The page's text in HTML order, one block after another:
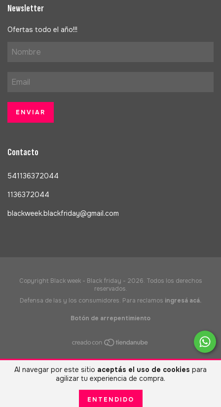
Al navegar por este sitio aceptás el uso de cookies para
agilizar tu experiencia de compra.
ENTENDIDO
Newsletter
Ofertas todo el año!!!
Contacto
541136372044
1136372044
blackweek.blackfriday@gmail.com
Copyright Black week - Black friday - 2026. Todos los derechos
reservados.
Defensa de las y los consumidores. Para reclamos ingresá acá.
Botón de arrepentimiento